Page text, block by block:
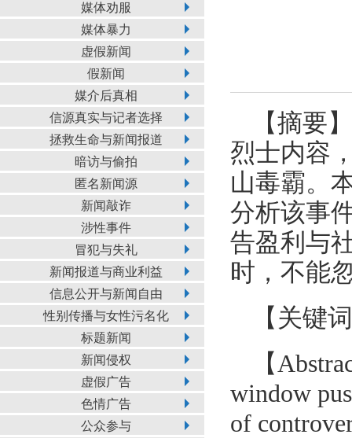
媒体劝服
媒体暴力
虚假新闻
假新闻
媒介后真相
信源真实与记者选择
拯救生命与新闻报道
暗访与偷拍
匿名新闻源
新闻敲诈
涉性事件
冒犯与失礼
新闻报道与商业利益
信息公开与新闻自由
性别传播与女性污名化
标题新闻
新闻侵权
虚假广告
色情广告
公众参与
【摘要
烈士内容
山毒霸。
分析该事
告盈利与
时，不能
【关键
【
window
of